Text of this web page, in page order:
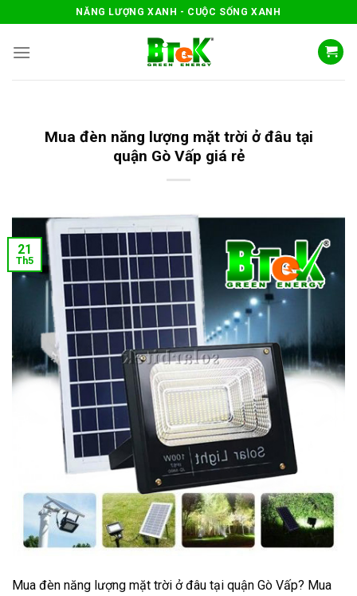
content
NĂNG LƯỢNG XANH - CUỘC SỐNG XANH
Mua đèn năng lượng mặt trời ở đâu tại
quận Gò Vấp giá rẻ
21
Th5
Mua đèn năng lượng mặt trời ở đâu tại quận Gò Vấp? Mua